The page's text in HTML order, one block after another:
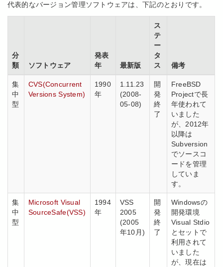
代表的なバージョン管理ソフトウェアは、下記のとおりです。
分
類
ソフトウェア
発表
年
最新版
ス
テ
ー
タ
ス
備考
集
中
型
CVS(Concurrent
Versions System)
1990
年
1.11.23
(2008-
05-08)
開
発
終
了
FreeBSD
Projectで長
年使われて
いました
が、2012年
以降は
Subversion
でソースコ
ードを管理
していま
す。
集
中
型
Microsoft Visual
SourceSafe(VSS)
1994
年
VSS
2005
(2005
年10月)
開
発
終
了
Windowsの
開発環境
Visual Stdio
とセットで
利用されて
いました
が、現在は